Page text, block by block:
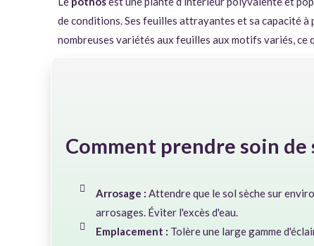
de conditions. Ses feuilles attrayantes et sa capacité
nombreuses variétés aux feuilles aux motifs variés,
Comment prendre soin de
Arrosage : Attendre que le sol sèche sur
arrosages. Éviter l'excès d'eau.
Emplacement : Tolère une large gamme